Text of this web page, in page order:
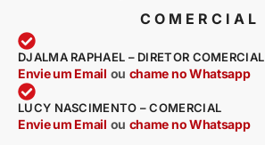
COMERCIAL
DJALMA RAPHAEL – DIRETOR COMERCIAL
Envie um Email ou chame no Whatsapp
LUCY NASCIMENTO – COMERCIAL
Envie um Email ou chame no Whatsapp